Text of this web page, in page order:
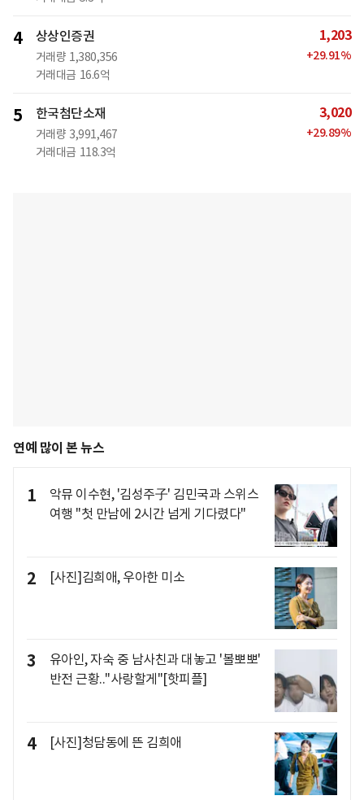
4 상상인증권
거래량 1,380,356
거래대금 16.6억
1,203
+29.91%
5 한국첨단소재
거래량 3,991,467
거래대금 118.3억
3,020
+29.89%
연예 많이 본 뉴스
1
악뮤 이수현, '김성주子' 김민국과 스위스
여행 "첫 만남에 2시간 넘게 기다렸다"
2 [사진]김희애, 우아한 미소
3
유아인, 자숙 중 남사친과 대놓고 '볼뽀뽀'
반전 근황.."사랑할게"[핫피플]
4 [사진]청담동에 뜬 김희애